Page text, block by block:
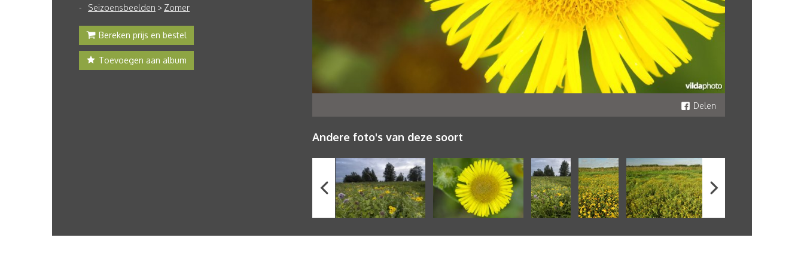
Seizoensbeelden > Zomer
Bereken prijs en bestel
Toevoegen aan album
Delen
Andere foto's van deze soort